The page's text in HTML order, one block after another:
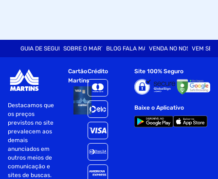
GUIA DE SEGURANÇASOBRE O MARTINSBLOG FALA MARTVENDA NO NOSSO SITE
VEM SER
Destacamos que
os preços
previstos no site
prevalecem aos
demais
anunciados em
outros meios de
comunicação e
sites de buscas.
Cartão
Martins
Crédito Site 100% Seguro
Baixe o Aplicativo